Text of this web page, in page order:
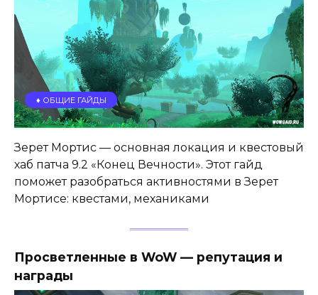
♦️ ОБЩИЕ ГАЙДЫ
Зерет Мортис — основная локация и квестовый
хаб патча 9.2 «Конец Вечности». Этот гайд
поможет разобраться активностями в Зерет
Мортисе: квестами, механиками
Просветленные в WoW — репутация и
награды